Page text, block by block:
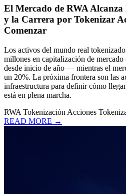
El Mercado de RWA
y la Carrera por Tokenizar
Comenzar
Los activos del mundo real
millones en capitalización de
desde inicio de año — mientras el
un 20%. La próxima frontera son las
infraestructura para definir cómo
está en plena marcha.
RWA Tokenización Acciones
READ MORE →